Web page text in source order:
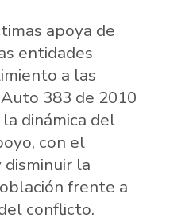
apoya de
entidades
a las
383 de 2010
dinámica del
con el
la
frente a
conflicto.